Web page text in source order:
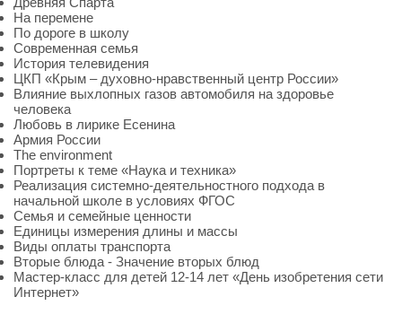
На перемене
По дороге в школу
Современная семья
История телевидения
ЦКП «Крым – духовно-нравственный центр России»
Влияние выхлопных газов автомобиля на здоровье
человека
Любовь в лирике Есенина
Армия России
The environment
Портреты к теме «Наука и техника»
Реализация системно-деятельностного подхода в
начальной школе в условиях ФГОС
Семья и семейные ценности
Единицы измерения длины и массы
Виды оплаты транспорта
Вторые блюда - Значение вторых блюд
Мастер-класс для детей 12-14 лет «День изобретения сети
Интернет»